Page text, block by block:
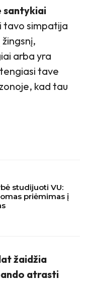
santykiai
tavo simpatija
arba yra
tave
kad tau
studijuoti VU:
priėmimas į
žaidžia
atrasti